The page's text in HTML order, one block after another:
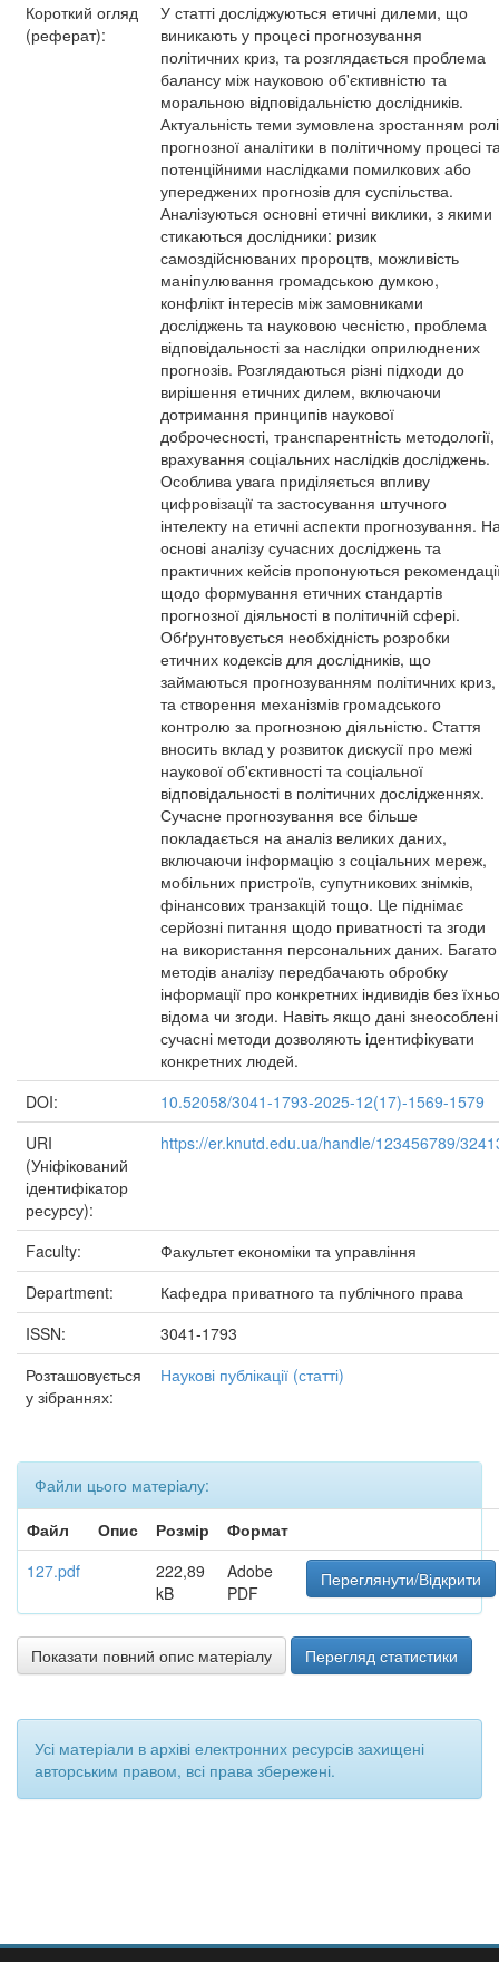
Короткий огляд
(реферат):
У статті досліджуються етичні дилеми, що
виникають у процесі прогнозування
політичних криз, та розглядається проблема
балансу між науковою об'єктивністю та
моральною відповідальністю дослідників.
Актуальність теми зумовлена зростанням ролі
прогнозної аналітики в політичному процесі
потенційними наслідками помилкових або
упереджених прогнозів для суспільства.
Аналізуються основні етичні виклики, з якими
стикаються дослідники: ризик
самоздійснюваних пророцтв, можливість
маніпулювання громадською думкою,
конфлікт інтересів між замовниками
досліджень та науковою чесністю, проблема
відповідальності за наслідки оприлюднених
прогнозів. Розглядаються різні підходи до
вирішення етичних дилем, включаючи
дотримання принципів наукової
доброчесності, транспарентність методології,
врахування соціальних наслідків досліджень.
Особлива увага приділяється впливу
цифровізації та застосування штучного
інтелекту на етичні аспекти прогнозування.
основі аналізу сучасних досліджень та
практичних кейсів пропонуються
щодо формування етичних стандартів
прогнозної діяльності в політичній сфері.
Обґрунтовується необхідність розробки
етичних кодексів для дослідників, що
займаються прогнозуванням політичних криз,
та створення механізмів громадського
контролю за прогнозною діяльністю. Стаття
вносить вклад у розвиток дискусії про межі
наукової об'єктивності та соціальної
відповідальності в політичних дослідженнях.
Сучасне прогнозування все більше
покладається на аналіз великих даних,
включаючи інформацію з соціальних мереж,
мобільних пристроїв, супутникових знімків,
фінансових транзакцій тощо. Це піднімає
серйозні питання щодо приватності та згоди
на використання персональних даних. Багато
методів аналізу передбачають обробку
інформації про конкретних індивидів без
відома чи згоди. Навіть якщо дані
сучасні методи дозволяють ідентифікувати
конкретних людей.
DOI:
10.52058/3041-1793-2025-12(17)-1569-1579
URI
(Уніфікований
ідентифікатор
ресурсу):
https://er.knutd.edu.ua/handle/123456789/
Faculty:
Факультет економіки та управління
Department:
Кафедра приватного та публічного права
ISSN:
3041-1793
Розташовується
у зібраннях:
Наукові публікації (статті)
Файли цього матеріалу:
Файл
Опис Розмір
Формат
127.pdf
222,89
kB
Adobe
PDF
Переглянути/Відкрити
Показати повний опис матеріалу Перегляд статистики
Усі матеріали в архіві електронних ресурсів захищені
авторським правом, всі права збережені.